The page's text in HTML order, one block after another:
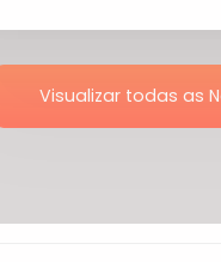
Visualizar todas as